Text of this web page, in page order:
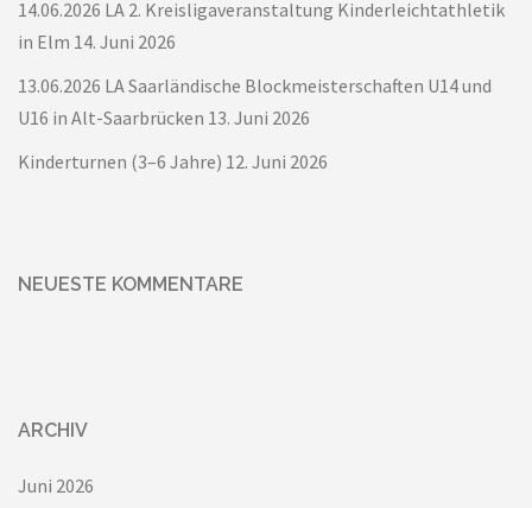
14.06.2026 LA 2. Kreisligaveranstaltung Kinderleichtathletik
in Elm 14. Juni 2026
13.06.2026 LA Saarländische Blockmeisterschaften U14 und
U16 in Alt-Saarbrücken 13. Juni 2026
Kinderturnen (3–6 Jahre) 12. Juni 2026
NEUESTE KOMMENTARE
ARCHIV
Juni 2026